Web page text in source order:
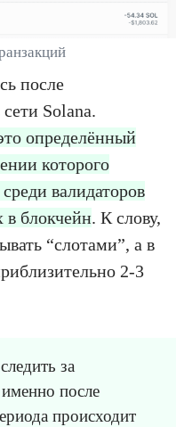
после
Solana.
определённый
которого
валидаторов
в блокчейн. К слову,
“слотами”, а в
2-3
за
после
происходит